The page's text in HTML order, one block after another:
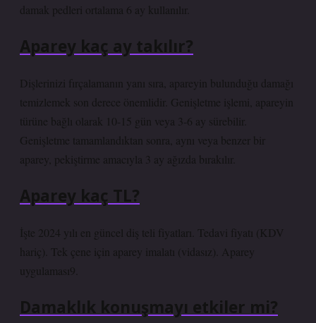
damak pedleri ortalama 6 ay kullanılır.
Aparey kaç ay takılır?
Dişlerinizi fırçalamanın yanı sıra, apareyin bulunduğu damağı
temizlemek son derece önemlidir. Genişletme işlemi, apareyin
türüne bağlı olarak 10-15 gün veya 3-6 ay sürebilir.
Genişletme tamamlandıktan sonra, aynı veya benzer bir
aparey, pekiştirme amacıyla 3 ay ağızda bırakılır.
Aparey kaç TL?
İşte 2024 yılı en güncel diş teli fiyatları. Tedavi fiyatı (KDV
hariç). Tek çene için aparey imalatı (vidasız). Aparey
uygulaması9.
Damaklık konuşmayı etkiler mi?